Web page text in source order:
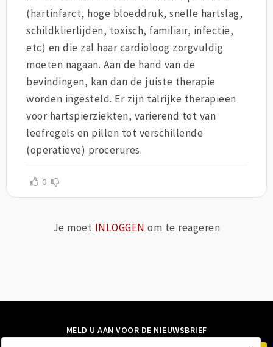
(hartinfarct, hoge bloeddruk, snelle hartslag,
schildklierlijden, toxisch, familiair, infectie,
etc) en die zal haar cardioloog zorgvuldig
moeten nagaan. Aan de hand van de
bevindingen, kan dan de juiste therapie
worden ingesteld. Er zijn talrijke therapieen
voor hartspierziekten, varierend tot van
leefregels en pillen tot verschillende
(operatieve) procerures.
0
Je moet INLOGGEN om te reageren
MELD U AAN VOOR DE NIEUWSBRIEF